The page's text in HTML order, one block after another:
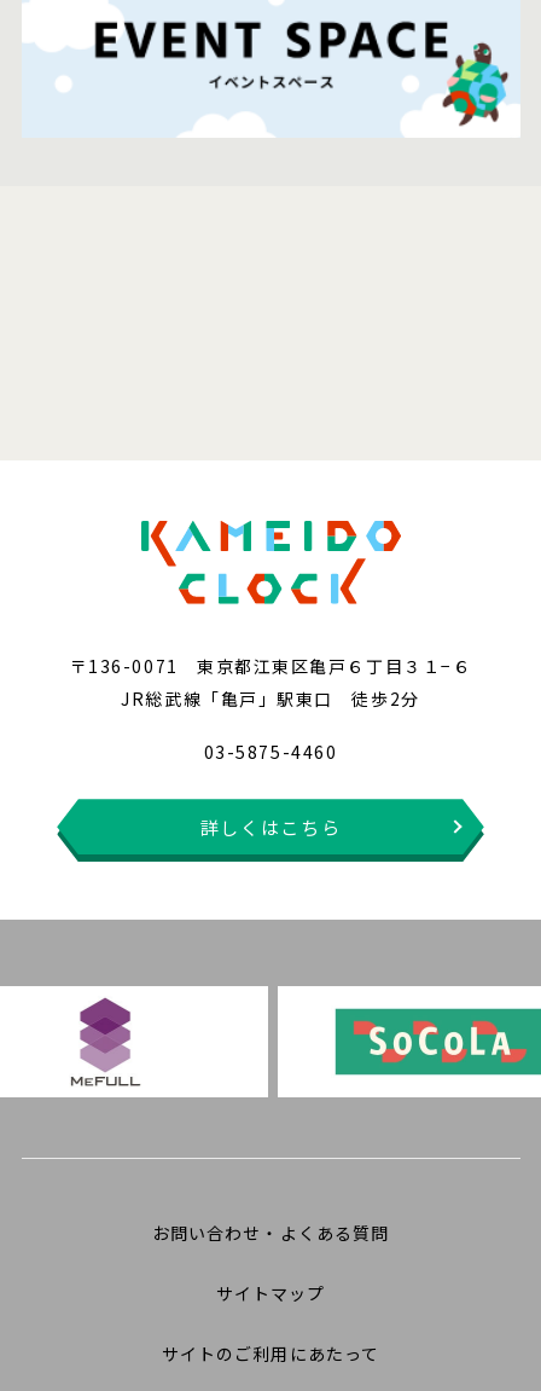
〒136-0071 東京都江東区亀戸６丁目３１−６
JR総武線「亀戸」駅東口 徒歩2分
03-5875-4460
詳しくはこちら
お問い合わせ・よくある質問
サイトマップ
サイトのご利用にあたって